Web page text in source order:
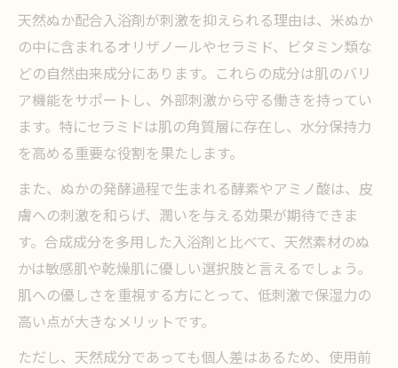
天然ぬか配合入浴剤が刺激を抑えられる理由は、米ぬか
の中に含まれるオリザノールやセラミド、ビタミン類な
どの自然由来成分にあります。これらの成分は肌のバリ
ア機能をサポートし、外部刺激から守る働きを持ってい
ます。特にセラミドは肌の角質層に存在し、水分保持力
を高める重要な役割を果たします。
また、ぬかの発酵過程で生まれる酵素やアミノ酸は、皮
膚への刺激を和らげ、潤いを与える効果が期待できま
す。合成成分を多用した入浴剤と比べて、天然素材のぬ
かは敏感肌や乾燥肌に優しい選択肢と言えるでしょう。
肌への優しさを重視する方にとって、低刺激で保湿力の
高い点が大きなメリットです。
ただし、天然成分であっても個人差はあるため、使用前